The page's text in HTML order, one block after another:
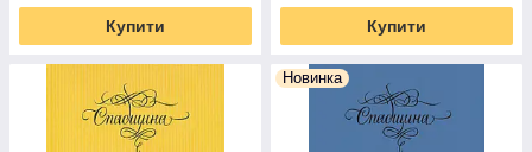
Купити Купити
Новинка